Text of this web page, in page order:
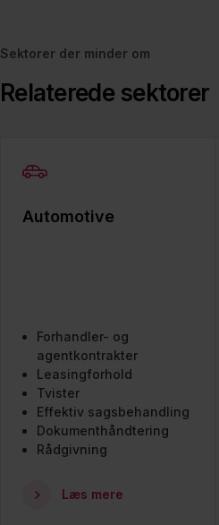
Sektorer der minder om
Relaterede sektorer
Automotive
Forhandler- og
agentkontrakter
Leasingforhold
Tvister
Effektiv sagsbehandling
Dokumenthåndtering
Rådgivning
Læs mere